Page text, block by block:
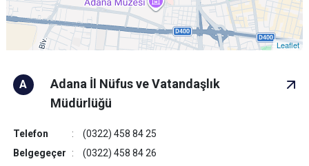
Leaflet
A
Adana İl Nüfus ve Vatandaşlık
Müdürlüğü
Telefon
(0322) 458 84 25
Belgegeçer
(0322) 458 84 26